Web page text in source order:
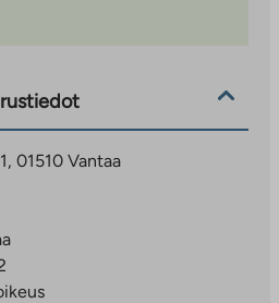
01510 Vantaa